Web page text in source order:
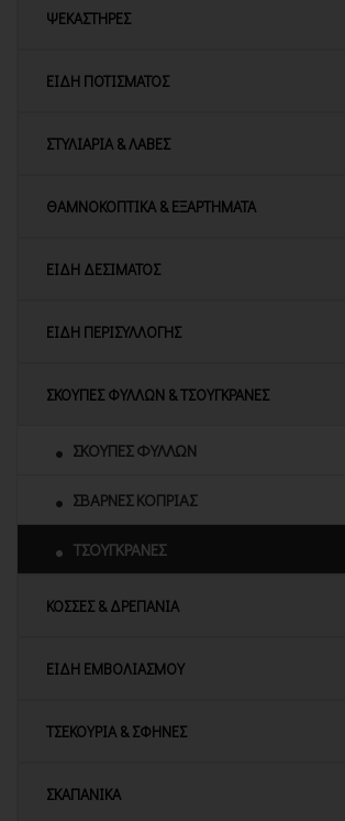
ΨΕΚΑΣΤΗΡΕΣ
ΕΙΔΗ ΠΟΤΙΣΜΑΤΟΣ
ΣΤΥΛΙΑΡΙΑ & ΛΑΒΕΣ
ΘΑΜΝΟΚΟΠΤΙΚA & ΕΞΑΡΤΗΜΑΤΑ
ΕΙΔΗ ΔΕΣΙΜΑΤΟΣ
ΕΙΔΗ ΠΕΡΙΣΥΛΛΟΓΗΣ
ΣΚΟΥΠΕΣ ΦΥΛΛΩΝ & ΤΣΟΥΓΚΡΑΝΕΣ
ΣΚΟΥΠΕΣ ΦΥΛΛΩΝ
ΣΒΑΡΝΕΣ ΚΟΠΡΙΑΣ
ΤΣΟΥΓΚΡΑΝΕΣ
ΚΟΣΣΕΣ & ΔΡΕΠΑΝΙΑ
ΕΙΔΗ ΕΜΒΟΛΙΑΣΜΟΥ
ΤΣΕΚΟΥΡΙΑ & ΣΦΗΝΕΣ
ΣΚΑΠΑΝΙΚΑ